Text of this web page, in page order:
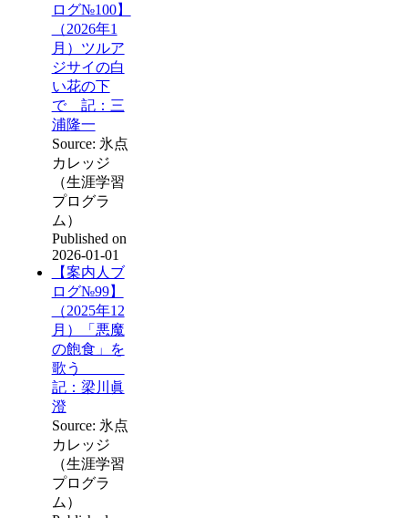
ログ№100】
（2026年1
月）ツルア
ジサイの白
い花の下
で 記：三
浦隆一
Source: 氷点
カレッジ
（生涯学習
プログラ
ム）
Published on
2026-01-01
【案内人ブ
ログ№99】
（2025年12
月）「悪魔
の飽食」を
歌う
記：梁川眞
澄
Source: 氷点
カレッジ
（生涯学習
プログラ
ム）